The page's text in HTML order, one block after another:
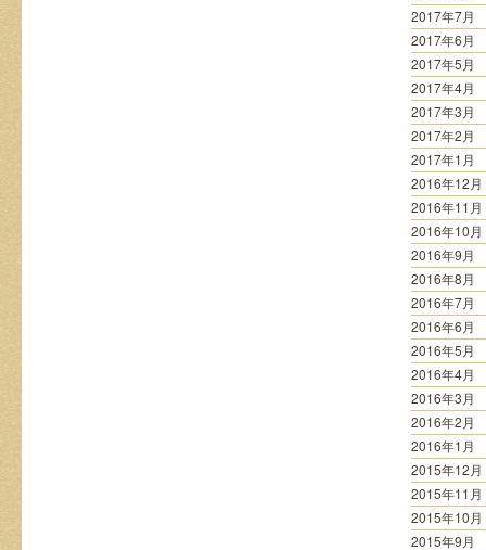
2017年7月
2017年6月
2017年5月
2017年4月
2017年3月
2017年2月
2017年1月
2016年12月
2016年11月
2016年10月
2016年9月
2016年8月
2016年7月
2016年6月
2016年5月
2016年4月
2016年3月
2016年2月
2016年1月
2015年12月
2015年11月
2015年10月
2015年9月